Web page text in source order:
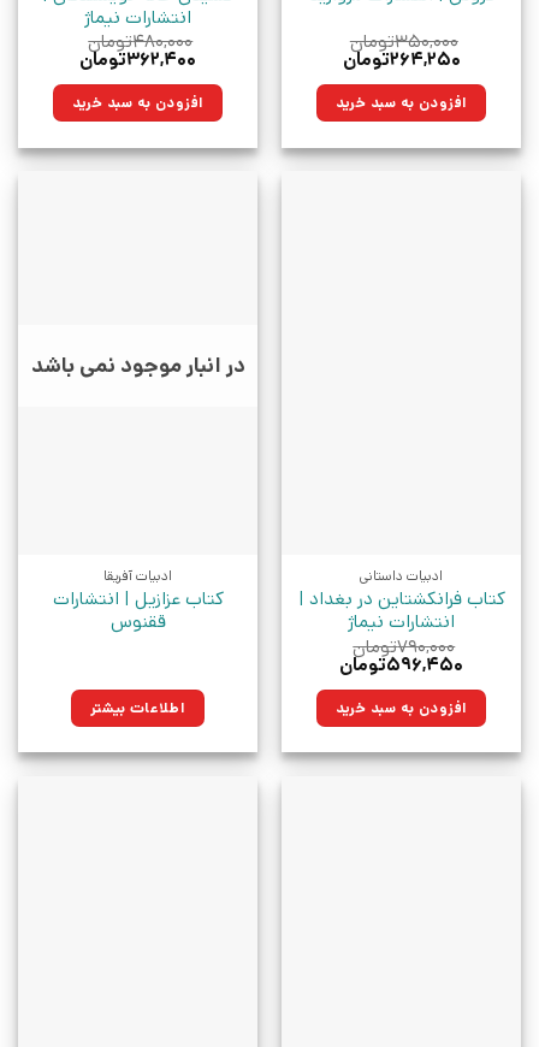
۳۵۰,۰۰۰تومان
قیمت
۳۵۰,۰۰۰تومان
بود.
۲۶۴,۲۵۰تومان
۲۶۴,۲۵۰تومان.افزودن به سبد خرید
انتشارات نیماژ
۴۸۰,۰۰۰تومان
قیمت
۴۸۰,۰۰۰تومان
بود.
۳۶۲,۴۰۰تومان
۳۶۲,۴۰۰تومان.افزودن به سبد خرید
ادبیات داستانی
کتاب فرانکشتاین در بغداد |
انتشارات نیماژ
۷۹۰,۰۰۰تومان
قیمت
۷۹۰,۰۰۰تومان
بود.
۵۹۶,۴۵۰تومان
۵۹۶,۴۵۰تومان. افزودن به سبد خرید
در انبار موجود نمی باشد
ادبیات آفریقا
کتاب عزازیل | انتشارات
ققنوس
اطلاعات بیشتر